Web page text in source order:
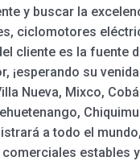
y buscar la
ciclomotores
cliente es la fuente
¡esperando su
Nueva, Mixco,
a todo el